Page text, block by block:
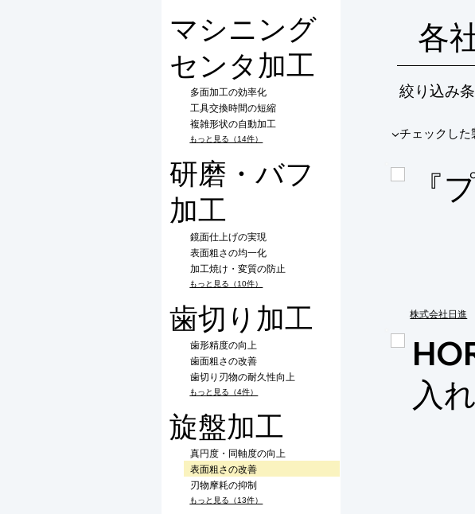
マシニング
センタ加工
多面加工の効率化
工具交換時間の短縮
複雑形状の自動加工
もっと見る（14件）
研磨・バフ
加工
鏡面仕上げの実現
表面粗さの均一化
加工焼け・変質の防止
もっと見る（10件）
歯切り加工
歯形精度の向上
歯面粗さの改善
歯切り刃物の耐久性向上
もっと見る（4件）
旋盤加工
真円度・同軸度の向上
表面粗さの改善
刃物摩耗の抑制
もっと見る（13件）
各
絞り込み条
​▼チェックした
『
株式会社日進
入